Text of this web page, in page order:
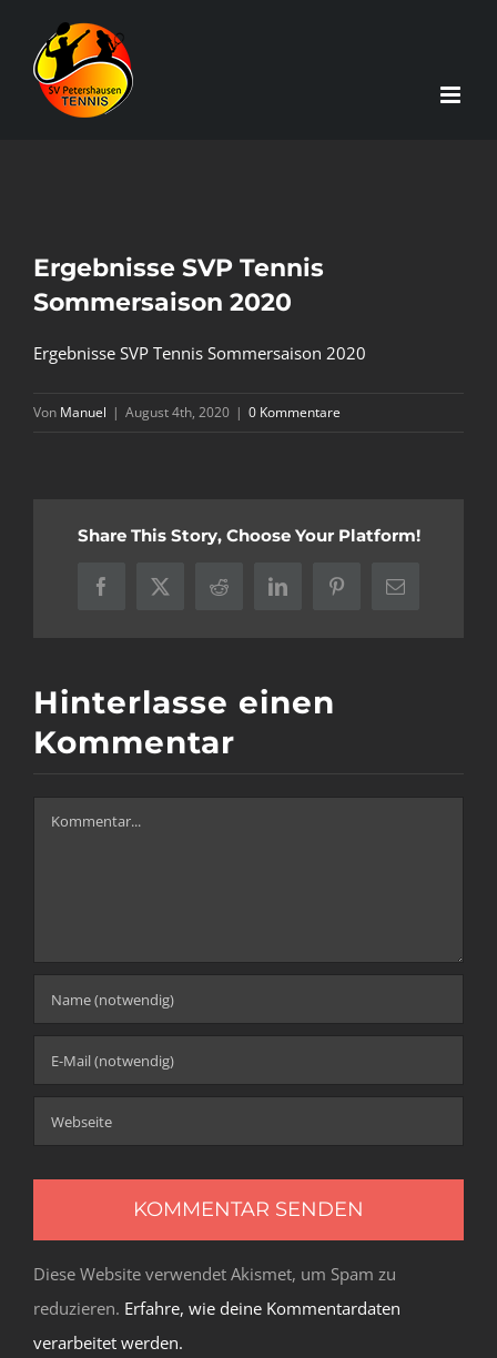
Inhalt
springen
Ergebnisse SVP Tennis
Sommersaison 2020
Ergebnisse SVP Tennis Sommersaison 2020
Von Manuel | August 4th, 2020 | 0 Kommentare
Share This Story, Choose Your Platform!
Facebook
X Reddit LinkedInPinterest
E-
Hinterlasse einen
Kommentar
Kommentar
Diese Website verwendet Akismet, um Spam zu
reduzieren. Erfahre, wie deine Kommentardaten
verarbeitet werden.